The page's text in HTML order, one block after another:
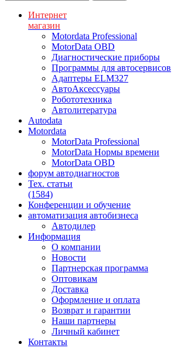
Интернет
магазин
Motordata Professional
MotorData OBD
Диагностические приборы
Программы для автосервисов
Адаптеры ELM327
АвтоАксессуары
Робототехника
Автолитература
Autodata
Motordata
MotorData Professional
MotorData Нормы времени
MotorData OBD
форум автодиагностов
Тех. статьи
(1584)
Конференции и обучение
автоматизация автобизнеса
Автодилер
Информация
О компании
Новости
Партнерская программа
Оптовикам
Доставка
Оформление и оплата
Возврат и гарантии
Наши партнеры
Личный кабинет
Контакты